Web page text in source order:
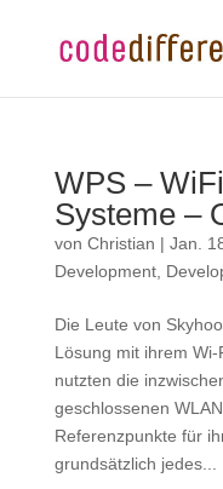
WPS –
Systeme –
von Christian | Jan.
Development,
Die Leute von
Lösung mit ihrem
nutzten die
geschlossenen
Referenzpunkte für
grundsätzlich jedes...